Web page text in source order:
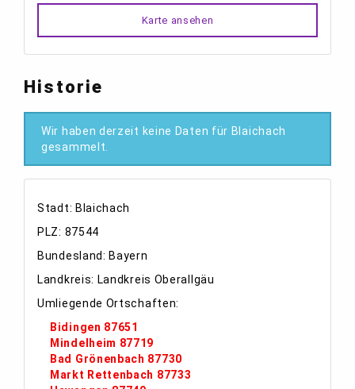
Karte ansehen
Historie
Wir haben derzeit keine Daten für Blaichach
gesammelt.
Stadt: Blaichach
PLZ: 87544
Bundesland: Bayern
Landkreis: Landkreis Oberallgäu
Umliegende Ortschaften:
Bidingen 87651
Mindelheim 87719
Bad Grönenbach 87730
Markt Rettenbach 87733